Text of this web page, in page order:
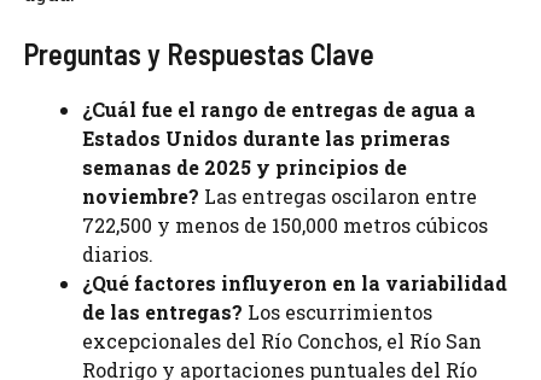
Preguntas y Respuestas Clave
¿Cuál fue el rango de entregas de agua a
Estados Unidos durante las primeras
semanas de 2025 y principios de
noviembre? Las entregas oscilaron entre
722,500 y menos de 150,000 metros cúbicos
diarios.
¿Qué factores influyeron en la variabilidad
de las entregas? Los escurrimientos
excepcionales del Río Conchos, el Río San
Rodrigo y aportaciones puntuales del Río